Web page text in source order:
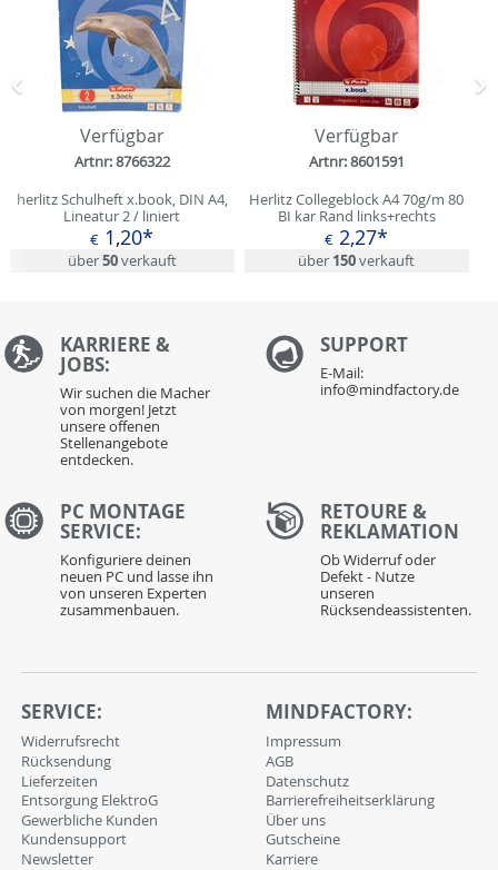
Verfügbar
Artnr: 8766322
herlitz Schulheft x.book, DIN A4,
Lineatur 2 / liniert
€ 1,20*
über50verkauft
Verfügbar
Artnr: 8601591
Herlitz Collegeblock A4 70g/m 80
BI kar Rand links+rechts
€ 2,27*
über 150verkauft
Zurück
KARRIERE &
JOBS:
Wir suchen die Macher
von morgen! Jetzt
unsere offenen
Stellenangebote
entdecken.
SUPPORT
E-Mail:
info@mindfactory.de
PC MONTAGE
SERVICE:
Konfiguriere deinen
neuen PC und lasse ihn
von unseren Experten
zusammenbauen.
RETOURE &
REKLAMATION
Ob Widerruf oder
Defekt - Nutze
unseren
Rücksendeassistenten.
SERVICE:
Widerrufsrecht
Rücksendung
Lieferzeiten
Entsorgung ElektroG
Gewerbliche Kunden
Kundensupport
Newsletter
MINDFACTORY:
Impressum
AGB
Datenschutz
Barrierefreiheitserklärung
Über uns
Gutscheine
Karriere